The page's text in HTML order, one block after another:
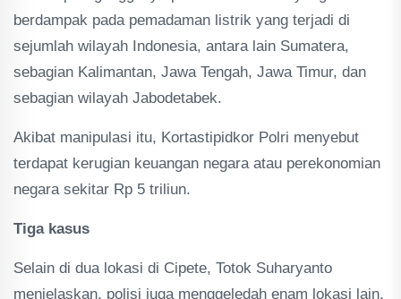
berdampak pada pemadaman listrik yang terjadi di
sejumlah wilayah Indonesia, antara lain Sumatera,
sebagian Kalimantan, Jawa Tengah, Jawa Timur, dan
sebagian wilayah Jabodetabek.
Akibat manipulasi itu, Kortastipidkor Polri menyebut
terdapat kerugian keuangan negara atau perekonomian
negara sekitar Rp 5 triliun.
Tiga kasus
Selain di dua lokasi di Cipete, Totok Suharyanto
menjelaskan, polisi juga menggeledah enam lokasi lain,